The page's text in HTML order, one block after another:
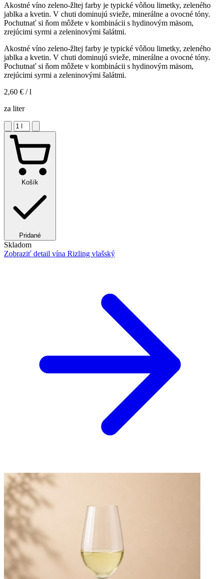
Akostné víno zeleno-žltej farby je typické vôňou limetky, zeleného
jablka a kvetin. V chuti dominujú svieže, minerálne a ovocné tóny.
Pochutnať si ňom môžete v kombinácii s hydinovým mäsom,
zrejúcimi syrmi a zeleninovými šalátmi.
Akostné víno zeleno-žltej farby je typické vôňou limetky, zeleného
jablka a kvetin. V chuti dominujú svieže, minerálne a ovocné tóny.
Pochutnať si ňom môžete v kombinácii s hydinovým mäsom,
zrejúcimi syrmi a zeleninovými šalátmi.
2,60 € / l
za liter
Košík
Pridané
Skladom
Zobraziť detail vína Rizling vlašský